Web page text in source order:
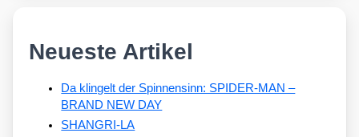
Neueste Artikel
Da klingelt der Spinnensinn: SPIDER-MAN –
BRAND NEW DAY
SHANGRI-LA